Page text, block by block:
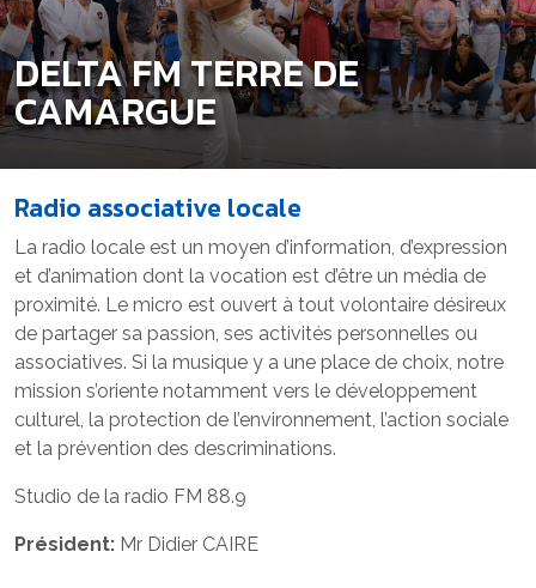
DELTA FM TERRE DE
CAMARGUE
Radio associative locale
La radio locale est un moyen d’information, d’expression
et d’animation dont la vocation est d’être un média de
proximité. Le micro est ouvert à tout volontaire désireux
de partager sa passion, ses activités personnelles ou
associatives. Si la musique y a une place de choix, notre
mission s’oriente notamment vers le développement
culturel, la protection de l’environnement, l’action sociale
et la prévention des descriminations.
Studio de la radio FM 88.9
Président: Mr Didier CAIRE